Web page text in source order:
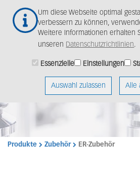
Um diese Webseite optimal
verbessern zu können,
Weitere Informationen erhalten
unseren Datenschutzrichtlinien.
Essenzielle Einstellungen
Auswahl zulassen Alle
Hauptinhalt
springen
Produkte Zubehör ER-Zubehör